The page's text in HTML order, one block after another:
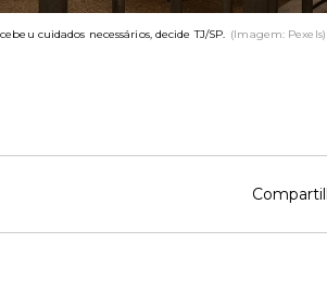
cuidados necessários, decide TJ/SP. (Imagem: Pexels)